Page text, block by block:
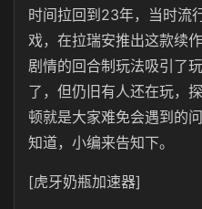
时间拉回到23年，当时流
戏，在拉瑞安推出这款续
剧情的回合制玩法吸引了
了，但仍旧有人还在玩，
顿就是大家难免会遇到的
知道，小编来告知下。
[虎牙奶瓶加速器]